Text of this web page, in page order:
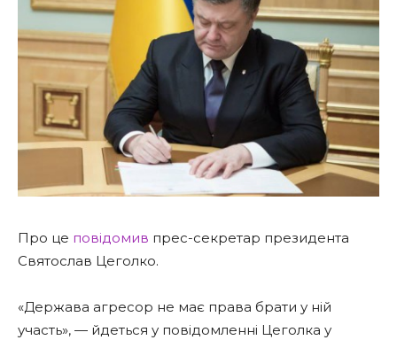
Про це повідомив прес-секретар президента
Святослав Цеголко.
«Держава агресор не має права брати у ній
участь», — йдеться у повідомленні Цеголка у